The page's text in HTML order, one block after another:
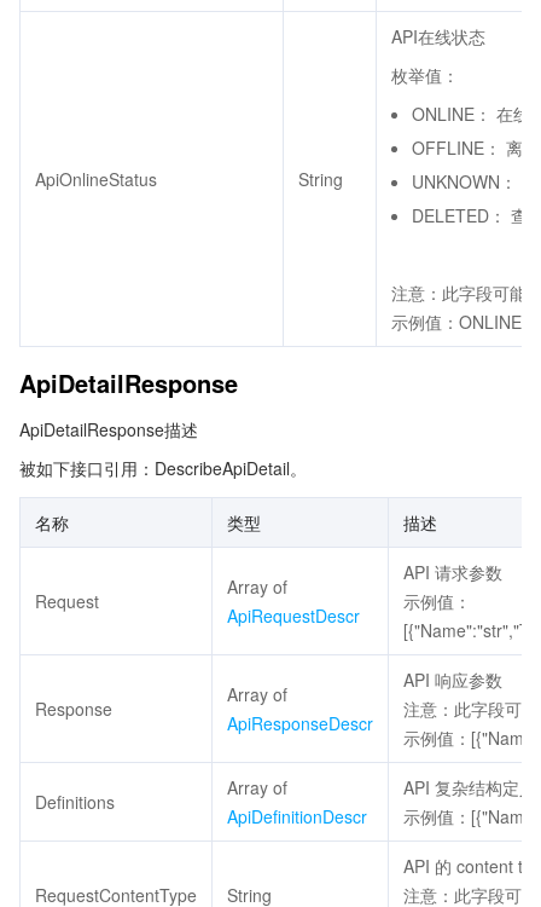
ApiOnlineStatus String
API在线状态
枚举值：
ONLINE： 在线
OFFLINE： 离线
UNKNOWN：
DELETED： 查
注意：此字段可能
示例值：ONLINE
ApiDetailResponse
ApiDetailResponse描述
被如下接口引用：DescribeApiDetail。
名称 类型 描述
Request
Array of
ApiRequestDescr
API 请求参数
示例值：
Response
Array of
ApiResponseDescr
API 响应参数
注意：此字段可
示例值：
Definitions
Array of
ApiDefinitionDescr
API 复杂结构定义
示例值：
RequestContentType String
API 的 content
注意：此字段可